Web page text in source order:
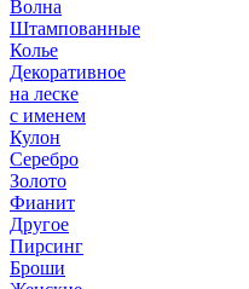
Волна
Штампованные
Колье
Декоративное
на леске
с именем
Кулон
Серебро
Золото
Фианит
Другое
Пирсинг
Броши